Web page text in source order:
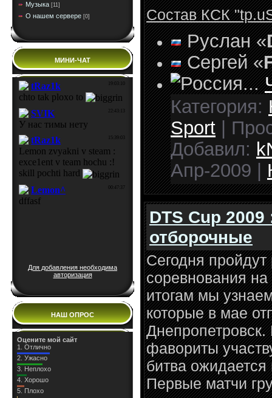
Музыка [11]
О нашем сервере [0]
МИНИ-ЧАТ
Для добавления необходима
авторизация
НАШ ОПРОС
Оцените мой сайт
1. Отлично
2. Ужасно
3. Неплохо
4. Хорошо
5. Плохо
Состав КСК
Руслан «
Сергей «
...
Категория:
Sport |
Добавил:
Апр-2009
DTS Cup
отборочные
Сегодня
соревнования на
итогам мы
которые в мае
фавориты
битва
Первые матчи